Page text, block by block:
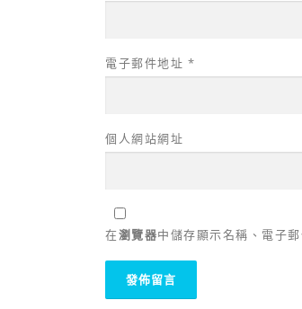
電子郵件地址 *
個人網站網址
在瀏覽器中儲存顯示名稱、電子